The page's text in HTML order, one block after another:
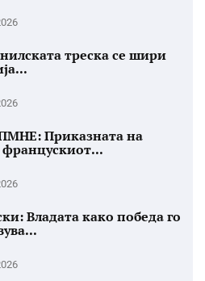
треска се шири
Приказната на
Владата како победа го